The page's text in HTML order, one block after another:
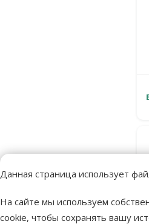
Данная страница использует
На сайте мы используем
cookie, чтобы сохранять вашу